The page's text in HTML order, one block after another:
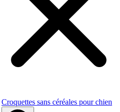
Croquettes sans céréales pour chien